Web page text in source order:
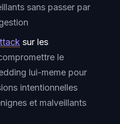
sans passer par
sur les
le
lui-meme pour
intentionnelles
et malveillants